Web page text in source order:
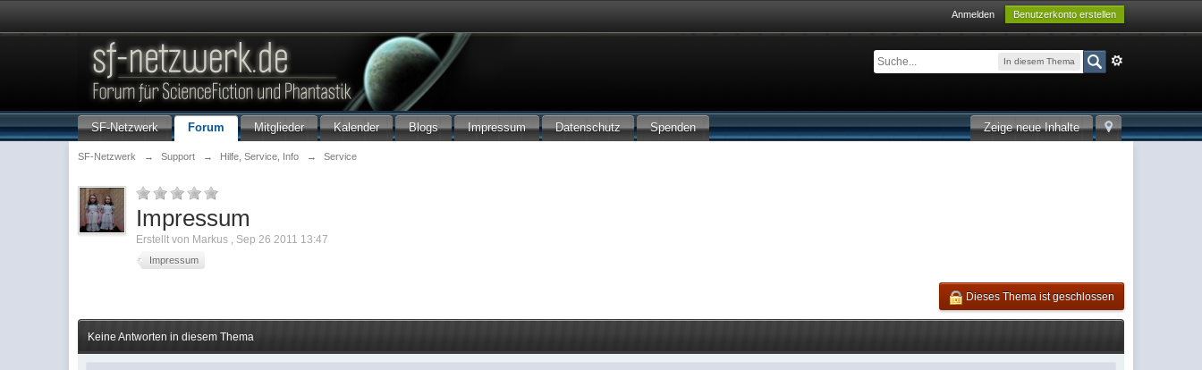
Anmelden Benutzerkonto erstellen
In diesem Thema
Zeige neue Inhalte
SF-Netzwerk Forum Mitglieder Kalender Blogs Impressum Datenschutz Spenden
SF-Netzwerk → Support → Hilfe, Service, Info → Service
Impressum
Erstellt von Markus , Sep 26 2011 13:47
Impressum
Dieses Thema ist geschlossen
Keine Antworten in diesem Thema